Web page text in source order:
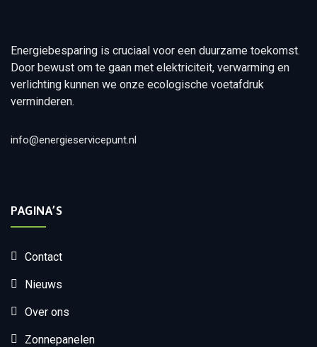
Energiebesparing is cruciaal voor een duurzame toekomst.
Door bewust om te gaan met elektriciteit, verwarming en
verlichting kunnen we onze ecologische voetafdruk
verminderen.
info@energieservicepunt.nl
PAGINA’S
Contact
Nieuws
Over ons
Zonnepanelen